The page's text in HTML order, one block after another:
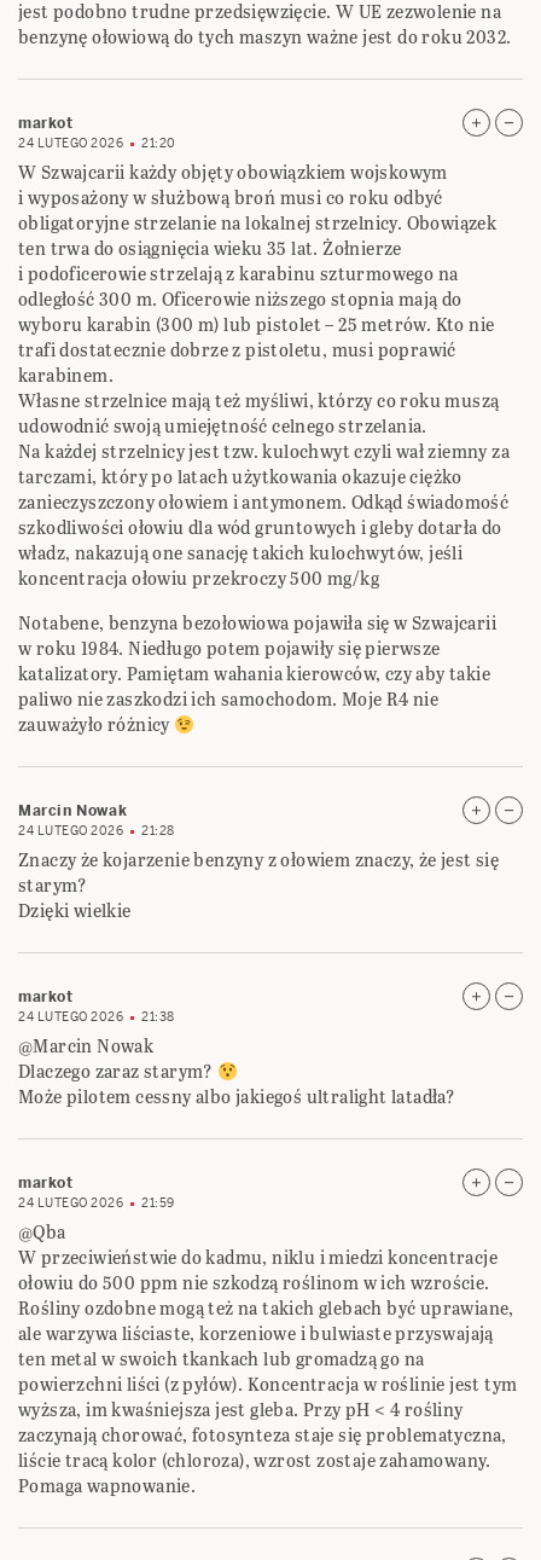
jest podobno trudne przedsięwzięcie. W UE zezwolenie na
benzynę ołowiową do tych maszyn ważne jest do roku 2032.
markot
24 LUTEGO 2026 21:20
W Szwajcarii każdy objęty obowiązkiem wojskowym
i wyposażony w służbową broń musi co roku odbyć
obligatoryjne strzelanie na lokalnej strzelnicy. Obowiązek
ten trwa do osiągnięcia wieku 35 lat. Żołnierze
i podoficerowie strzelają z karabinu szturmowego na
odległość 300 m. Oficerowie niższego stopnia mają do
wyboru karabin (300 m) lub pistolet – 25 metrów. Kto nie
trafi dostatecznie dobrze z pistoletu, musi poprawić
karabinem.
Własne strzelnice mają też myśliwi, którzy co roku muszą
udowodnić swoją umiejętność celnego strzelania.
Na każdej strzelnicy jest tzw. kulochwyt czyli wał ziemny za
tarczami, który po latach użytkowania okazuje ciężko
zanieczyszczony ołowiem i antymonem. Odkąd świadomość
szkodliwości ołowiu dla wód gruntowych i gleby dotarła do
władz, nakazują one sanację takich kulochwytów, jeśli
koncentracja ołowiu przekroczy 500 mg/kg
Notabene, benzyna bezołowiowa pojawiła się w Szwajcarii
w roku 1984. Niedługo potem pojawiły się pierwsze
katalizatory. Pamiętam wahania kierowców, czy aby takie
paliwo nie zaszkodzi ich samochodom. Moje R4 nie
zauważyło różnicy
Marcin Nowak
24 LUTEGO 2026 21:28
Znaczy że kojarzenie benzyny z ołowiem znaczy, że jest się
starym?
Dzięki wielkie
markot
24 LUTEGO 2026 21:38
@Marcin Nowak
Dlaczego zaraz starym?
Może pilotem cessny albo jakiegoś ultralight latadła?
markot
24 LUTEGO 2026 21:59
@Qba
W przeciwieństwie do kadmu, niklu i miedzi koncentracje
ołowiu do 500 ppm nie szkodzą roślinom w ich wzroście.
Rośliny ozdobne mogą też na takich glebach być uprawiane,
ale warzywa liściaste, korzeniowe i bulwiaste przyswajają
ten metal w swoich tkankach lub gromadzą go na
powierzchni liści (z pyłów). Koncentracja w roślinie jest tym
wyższa, im kwaśniejsza jest gleba. Przy pH < 4 rośliny
zaczynają chorować, fotosynteza staje się problematyczna,
liście tracą kolor (chloroza), wzrost zostaje zahamowany.
Pomaga wapnowanie.